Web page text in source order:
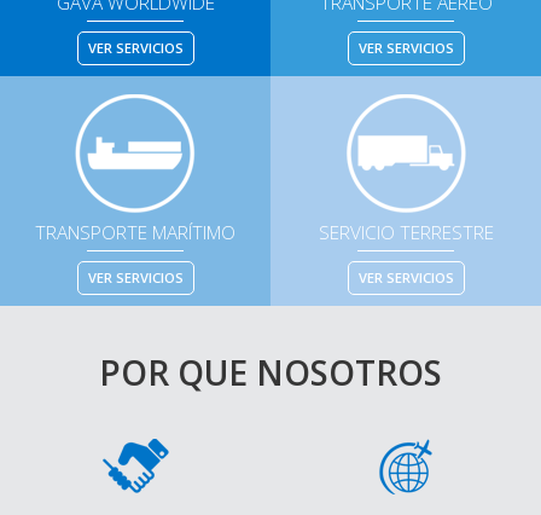
VER SERVICIOS VER SERVICIOS
TRANSPORTE MARÍTIMO
VER SERVICIOS
SERVICIO TERRESTRE
VER SERVICIOS
POR QUE NOSOTROS